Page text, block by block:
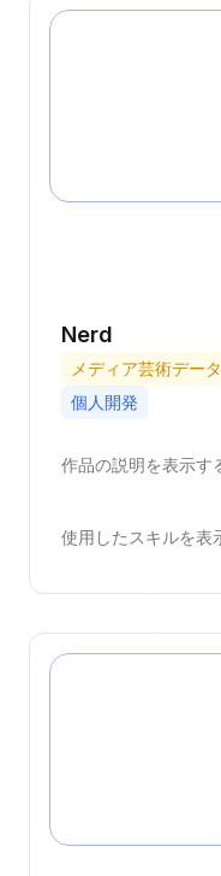
Nerd
メディア芸術デー
個人開発
作品の説明を表示す
使用したスキルを表